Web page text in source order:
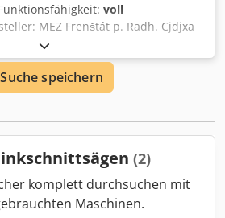
voll
MEZ Frenštát p. Radh. Cjdjxa
- Motorleistung: 30 kW -
- max. Höhe des zu bearbeitenden
Länge des zu bearbeitenden
Suche speichern
(2)
komplett durchsuchen mit
Maschinen.